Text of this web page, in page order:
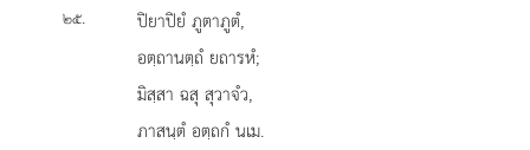
๒๕. ปิยาปิยํ ภูตาภูตํ,
อตฺถานตฺถํ ยถารหํ;
มิสฺสา ฉสุ สุวาจํว,
ภาสนฺตํ อตฺถกํ นเม.